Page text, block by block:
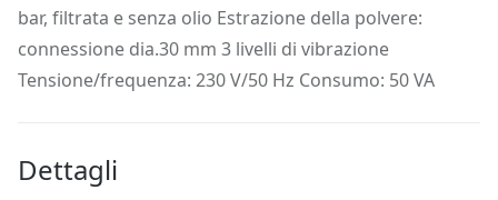
bar, filtrata e senza olio Estrazione della polvere:
connessione dia.30 mm 3 livelli di vibrazione
Tensione/frequenza: 230 V/50 Hz Consumo: 50 VA
Dettagli